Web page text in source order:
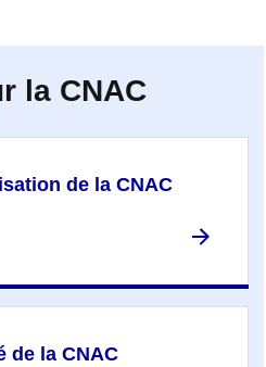
la CNAC
de la CNAC
de la CNAC